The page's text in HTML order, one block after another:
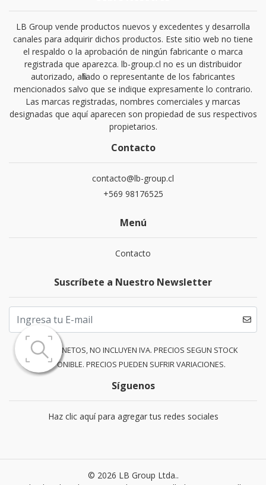
LB Group vende productos nuevos y excedentes y desarrolla
canales para adquirir dichos productos. Este sitio web no tiene
el respaldo o la aprobación de ningún fabricante o marca
registrada que aparezca. lb-group.cl no es un distribuidor
autorizado, afiliado o representante de los fabricantes
mencionados salvo que se indique expresamente lo contrario.
Las marcas registradas, nombres comerciales y marcas
designadas que aquí aparecen son propiedad de sus respectivos
propietarios.
Contacto
contacto@lb-group.cl
+569 98176525
Menú
Contacto
Suscríbete a Nuestro Newsletter
PRECIOS NETOS, NO INCLUYEN IVA. PRECIOS SEGUN STOCK
DISPONIBLE. PRECIOS PUEDEN SUFRIR VARIACIONES.
Síguenos
Haz clic aquí para agregar tus redes sociales
© 2026 LB Group Ltda..